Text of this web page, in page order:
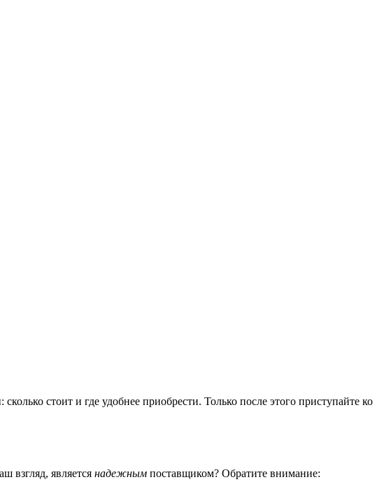
стоит и где удобнее приобрести. Только после этого приступайте ко
взгляд, является надежным поставщиком? Обратите внимание: